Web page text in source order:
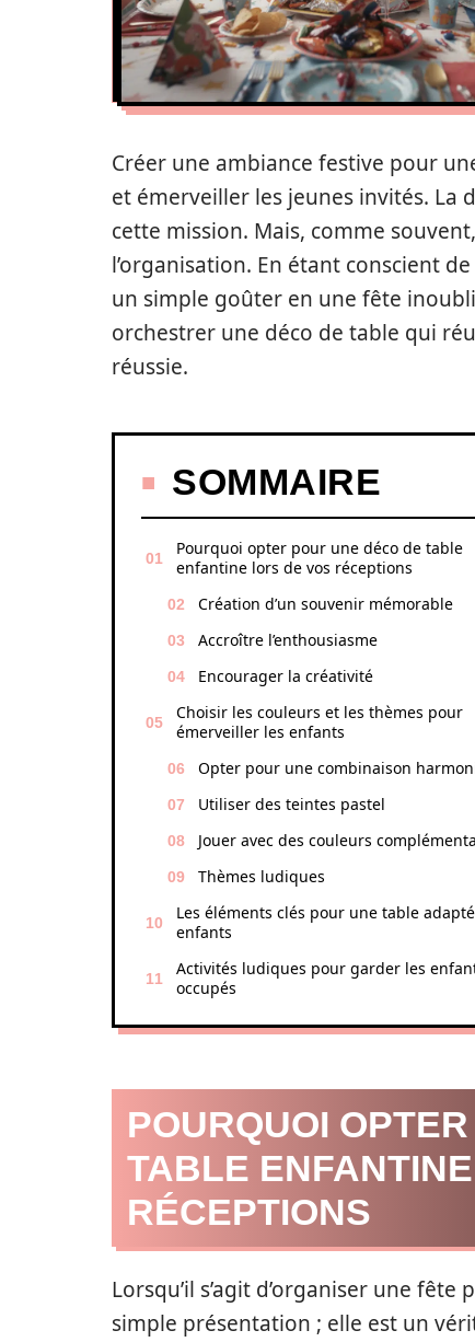
Créer une ambiance festive pour
et émerveiller les jeunes invités.
cette mission. Mais, comme
l’organisation. En étant conscient
un simple goûter en une fête
orchestrer une déco de table qui
réussie.
SOMMAIRE
Pourquoi opter pour une déco de table
enfantine lors de vos réceptions
Création d’un souvenir mémorable
Accroître l’enthousiasme
Encourager la créativité
Choisir les couleurs et les thèmes pour
émerveiller les enfants
Opter pour une combinaison
Utiliser des teintes pastel
Jouer avec des couleurs
Thèmes ludiques
Les éléments clés pour une table
enfants
Activités ludiques pour garder les
occupés
POURQUOI
TABLE
RÉCEPTIONS
Lorsqu’il s’agit d’organiser une
simple présentation ; elle est un